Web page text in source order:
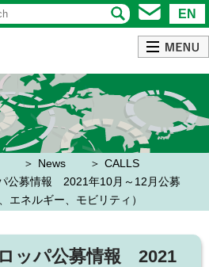
EN
News
CALLS
公募情報 2021年10月～12月公募
エネルギー、モビリティ）
ッパ公募情報 2021